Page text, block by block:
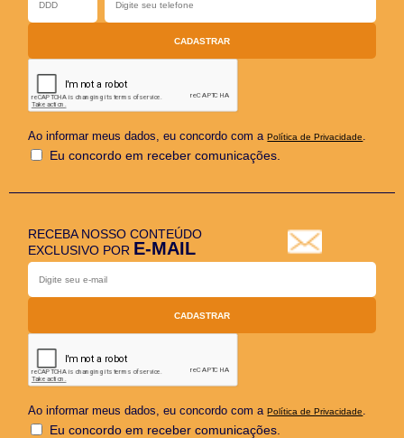
Ao informar meus dados, eu concordo com aPolítica de Privacidade.
Eu concordo em receber comunicações.
RECEBA NOSSO CONTEÚDO
EXCLUSIVO POR E-MAIL
Ao informar meus dados, eu concordo com aPolítica de Privacidade.
Eu concordo em receber comunicações.